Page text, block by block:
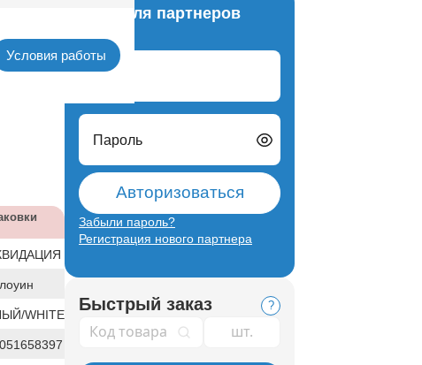
Условия работы
WHITE
Вход для партнеров
Логин
Пароль
Авторизоваться
Забыли пароль?
Регистрация нового партнера
Быстрый заказ ?
Код товара